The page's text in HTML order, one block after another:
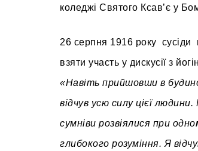
коледжі Святого Ксав’є у
26 серпня 1916 року
взяти участь у дискусії з
«Навіть прийшовши в
відчув усю силу цієї
сумніви розвіялися при
глибокого розуміння. Я